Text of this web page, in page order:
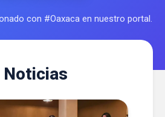
con #Oaxaca en nuestro portal.
Noticias